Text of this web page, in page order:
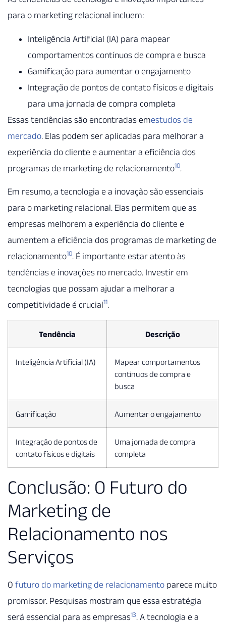
para o marketing relacional incluem:
Inteligência Artificial (IA) para mapear
comportamentos contínuos de compra e busca
Gamificação para aumentar o engajamento
Integração de pontos de contato físicos e digitais
para uma jornada de compra completa
Essas tendências são encontradas emestudos de
mercado. Elas podem ser aplicadas para melhorar a
experiência do cliente e aumentar a eficiência dos
programas de marketing de relacionamento10.
Em resumo, a tecnologia e a inovação são essenciais
para o marketing relacional. Elas permitem que as
empresas melhorem a experiência do cliente e
aumentem a eficiência dos programas de marketing de
relacionamento10. É importante estar atento às
tendências e inovações no mercado. Investir em
tecnologias que possam ajudar a melhorar a
competitividade é crucial11.
Tendência Descrição
Inteligência Artificial (IA)
Mapear comportamentos
contínuos de compra e
busca
Gamificação Aumentar o engajamento
Integração de pontos de
contato físicos e digitais
Uma jornada de compra
completa
Conclusão: O Futuro do
Marketing de
Relacionamento nos
Serviços
O futuro do marketing de relacionamento parece muito
promissor. Pesquisas mostram que essa estratégia
será essencial para as empresas13. A tecnologia e a